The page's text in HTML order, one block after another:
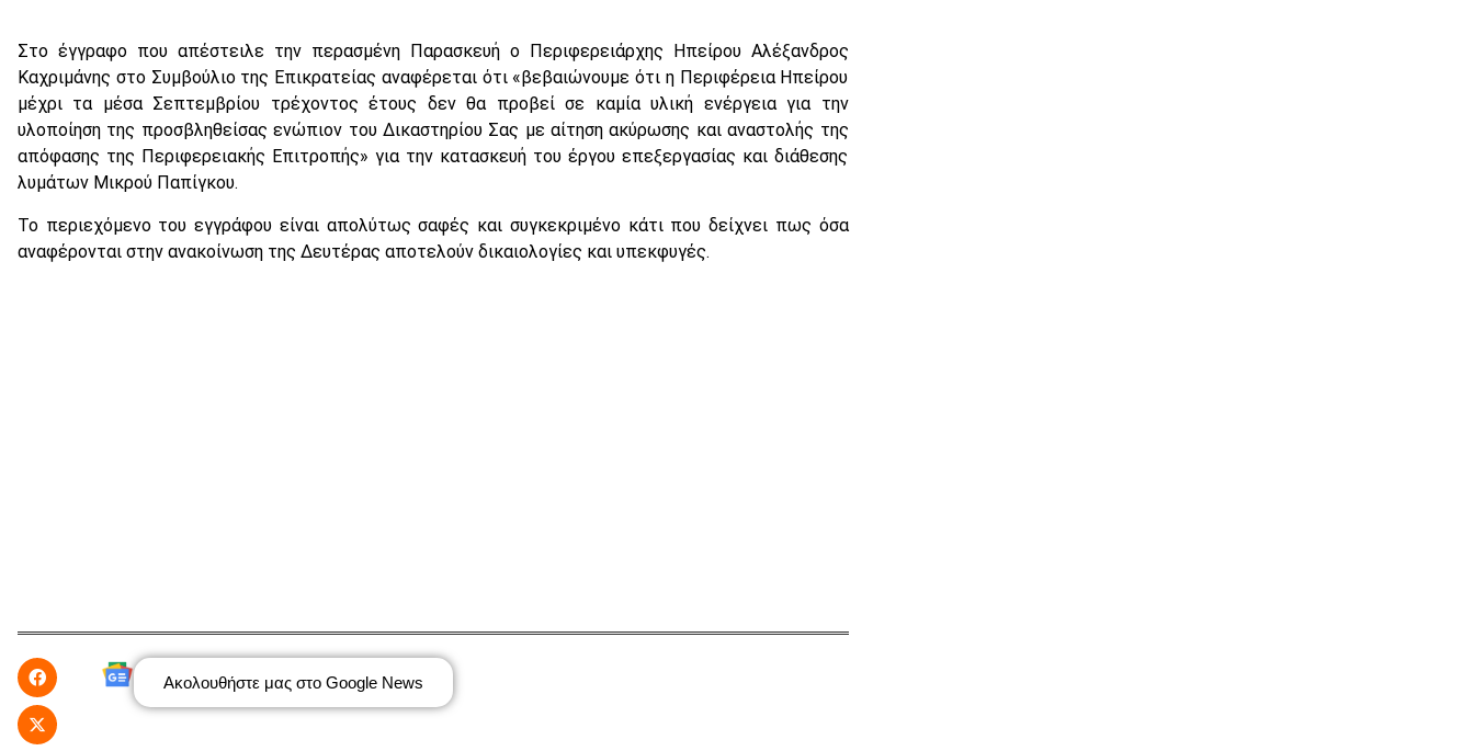
Στο έγγραφο που απέστειλε την περασμένη Παρασκευή ο Περιφερειάρχης Ηπείρου Αλέξανδρος
Καχριμάνης στο Συμβούλιο της Επικρατείας αναφέρεται ότι «βεβαιώνουμε ότι η Περιφέρεια Ηπείρου
μέχρι τα μέσα Σεπτεμβρίου τρέχοντος έτους δεν θα προβεί σε καμία υλική ενέργεια για την
υλοποίηση της προσβληθείσας ενώπιον του Δικαστηρίου Σας με αίτηση ακύρωσης και αναστολής της
απόφασης της Περιφερειακής Επιτροπής» για την κατασκευή του έργου επεξεργασίας και διάθεσης
λυμάτων Μικρού Παπίγκου.
Το περιεχόμενο του εγγράφου είναι απολύτως σαφές και συγκεκριμένο κάτι που δείχνει πως όσα
αναφέρονται στην ανακοίνωση της Δευτέρας αποτελούν δικαιολογίες και υπεκφυγές.
Ακολουθήστε μας στο Google News